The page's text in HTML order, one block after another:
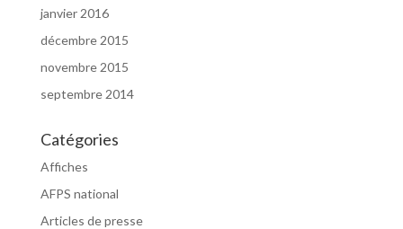
janvier 2016
décembre 2015
novembre 2015
septembre 2014
Catégories
Affiches
AFPS national
Articles de presse